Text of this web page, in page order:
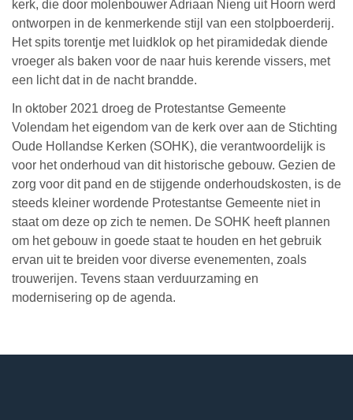
kerk, die door molenbouwer Adriaan Nieng uit Hoorn werd
ontworpen in de kenmerkende stijl van een stolpboerderij.
Het spits torentje met luidklok op het piramidedak diende
vroeger als baken voor de naar huis kerende vissers, met
een licht dat in de nacht brandde.
In oktober 2021 droeg de Protestantse Gemeente
Volendam het eigendom van de kerk over aan de Stichting
Oude Hollandse Kerken (SOHK), die verantwoordelijk is
voor het onderhoud van dit historische gebouw. Gezien de
zorg voor dit pand en de stijgende onderhoudskosten, is de
steeds kleiner wordende Protestantse Gemeente niet in
staat om deze op zich te nemen. De SOHK heeft plannen
om het gebouw in goede staat te houden en het gebruik
ervan uit te breiden voor diverse evenementen, zoals
trouwerijen. Tevens staan verduurzaming en
modernisering op de agenda.